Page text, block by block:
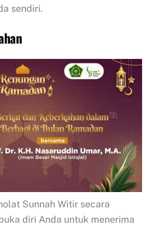
sendiri.
Sunnah Witir secara
diri Anda untuk menerima